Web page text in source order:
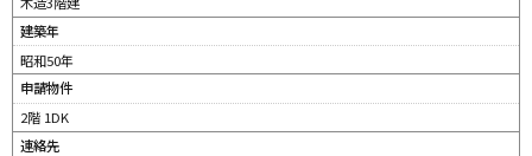
ン
ウ
開
ま
）
建築年
昭和50年
申請物件
2階 1DK
連絡先